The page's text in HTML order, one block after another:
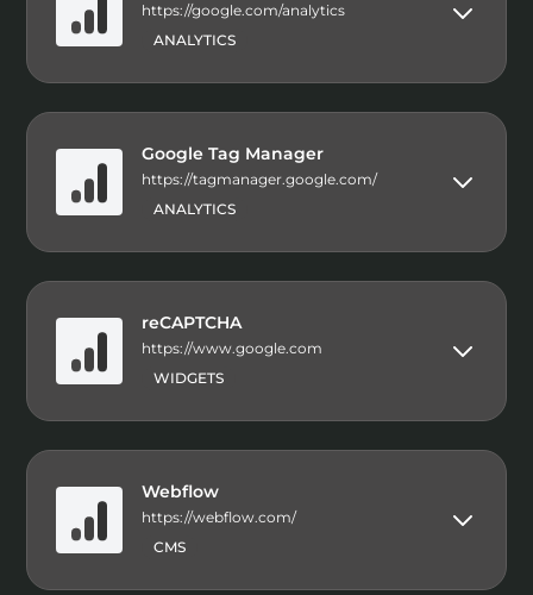
https://google.com/analytics
ANALYTICS
Google Tag Manager
https://tagmanager.google.com/
ANALYTICS
reCAPTCHA
https://www.google.com
WIDGETS
Webflow
https://webflow.com/
CMS